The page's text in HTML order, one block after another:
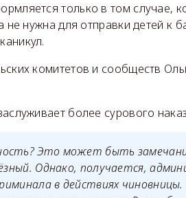
только в том случае,
не нужна для отправки детей к
комитетов и сообществ
более сурового
Это может быть
Однако, получается,
в действиях